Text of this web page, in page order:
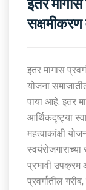
सक्षमीकरण
इतर मागास
योजना
पाया आहे. इतर
आर्थिकदृष्ट्या
महत्वाकांक्षी
प्रभावी उपक्रम
प्रवर्गातील